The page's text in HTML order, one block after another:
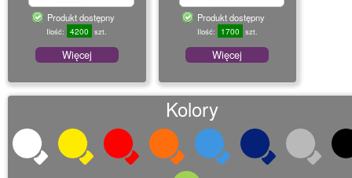
Produkt dostępny
Ilość: 4200 szt.
Więcej
Produkt dostępny
Ilość: 1700 szt.
Więcej
Kolory